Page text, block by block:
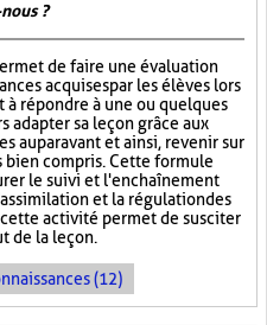
?
de faire une évaluation
acquises par les élèves lors
répondre à une ou quelques
adapter sa leçon grâce aux
auparavant et ainsi, revenir sur
bien compris. Cette formule
le suivi et l'enchaînement
et la régulation des
activité permet de susciter
de la leçon.
(12)